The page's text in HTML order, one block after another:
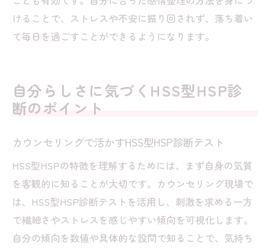
けることで、ストレスや不安に振り回されず、落ち着い
て毎日を過ごすことができるようになります。
自分らしさに気づくHSS型HSP診
断のポイント
カウンセリングで活かすHSS型HSP診断テスト
HSS型HSPの特徴を理解するためには、まず自身の気質
を客観的に知ることが大切です。カウンセリング現場で
は、HSS型HSP診断テストを活用し、刺激を求める一方
で繊細さやストレスを感じやすい傾向を可視化します。
自分の傾向を数値や具体的な設問で知ることで、気持ち